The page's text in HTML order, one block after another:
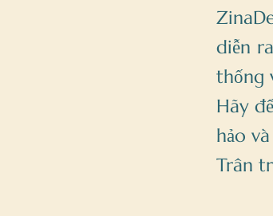
diễn
thống
Hãy
hảo
Trân